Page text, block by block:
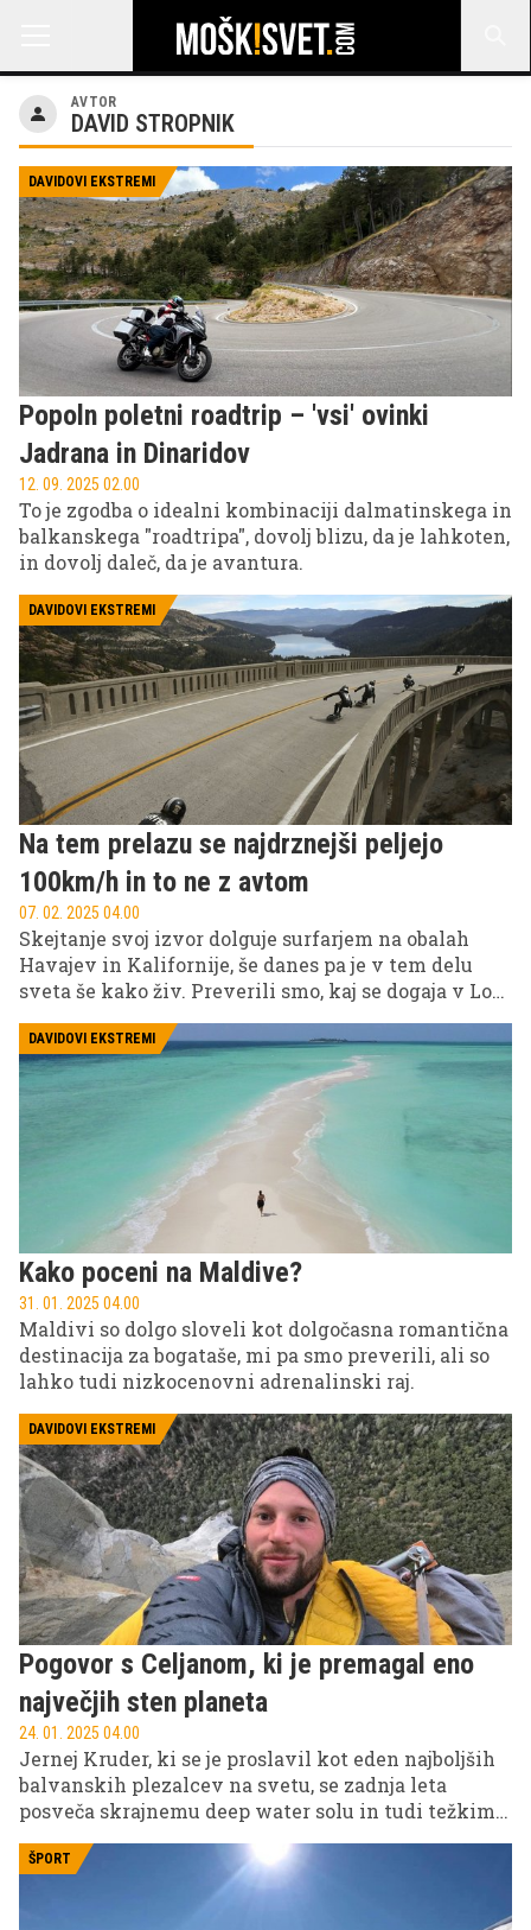
AVTOR
DAVID STROPNIK
DAVIDOVI EKSTREMI
Popoln poletni roadtrip – 'vsi' ovinki
Jadrana in Dinaridov
12. 09. 2025 02.00
To je zgodba o idealni kombinaciji dalmatinskega in
balkanskega "roadtripa", dovolj blizu, da je lahkoten,
in dovolj daleč, da je avantura.
DAVIDOVI EKSTREMI
Na tem prelazu se najdrznejši peljejo
100km/h in to ne z avtom
07. 02. 2025 04.00
Skejtanje svoj izvor dolguje surfarjem na obalah
Havajev in Kalifornije, še danes pa je v tem delu
sveta še kako živ. Preverili smo, kaj se dogaja v Los
Angelesu in njegovem zaledju.
DAVIDOVI EKSTREMI
Kako poceni na Maldive?
31. 01. 2025 04.00
Maldivi so dolgo sloveli kot dolgočasna romantična
destinacija za bogataše, mi pa smo preverili, ali so
lahko tudi nizkocenovni adrenalinski raj.
DAVIDOVI EKSTREMI
Pogovor s Celjanom, ki je premagal eno
največjih sten planeta
24. 01. 2025 04.00
Jernej Kruder, ki se je proslavil kot eden najboljših
balvanskih plezalcev na svetu, se zadnja leta
posveča skrajnemu deep water solu in tudi težkim
ŠPORT